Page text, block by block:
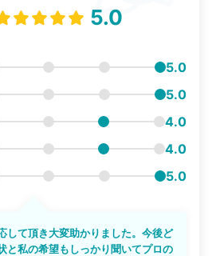
5.0
5.0
5.0
4.0
4.0
5.0
して頂き大変助かりました。今後ど
と私の希望もしっかり聞いてプロの